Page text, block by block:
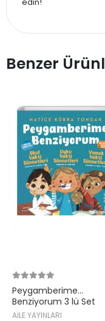
Benzer
Peygamberime
Benziyorum 3 lü Set
Hatice Kübra Tongar
AİLE YAYINLARI